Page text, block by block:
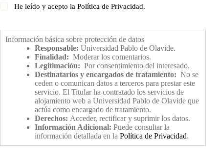
He leído y acepto laPolítica de Privacidad.
Información básica sobre protección de datos
Responsable: Universidad Pablo de Olavide.
Finalidad: Moderar los comentarios.
Legitimación: Por consentimiento del interesado.
Destinatarios y encargados de tratamiento: No se
ceden o comunican datos a terceros para prestar este
servicio. El Titular ha contratado los servicios de
alojamiento web a Universidad Pablo de Olavide que
actúa como encargado de tratamiento.
Derechos: Acceder, rectificar y suprimir los datos.
Información Adicional: Puede consultar la
información detallada en la Política de Privacidad.